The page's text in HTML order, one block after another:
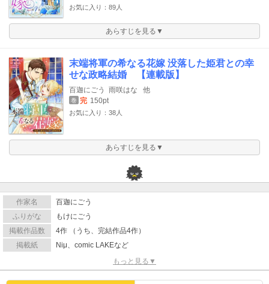
お気に入り：89人
あらすじを見る▼
末端将軍の希なる花嫁 没落した姫君との幸
せな政略結婚 【連載版】
百迦にごう 雨咲はな 他
巻 完 150pt
お気に入り：38人
あらすじを見る▼
作家名
百迦にごう
ふりがな
もけにごう
掲載作品数
4作 （うち、完結作品4作）
掲載紙
Niμ、comic LAKEなど
もっと見る▼